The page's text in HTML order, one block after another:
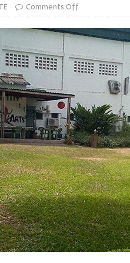
Comments Off